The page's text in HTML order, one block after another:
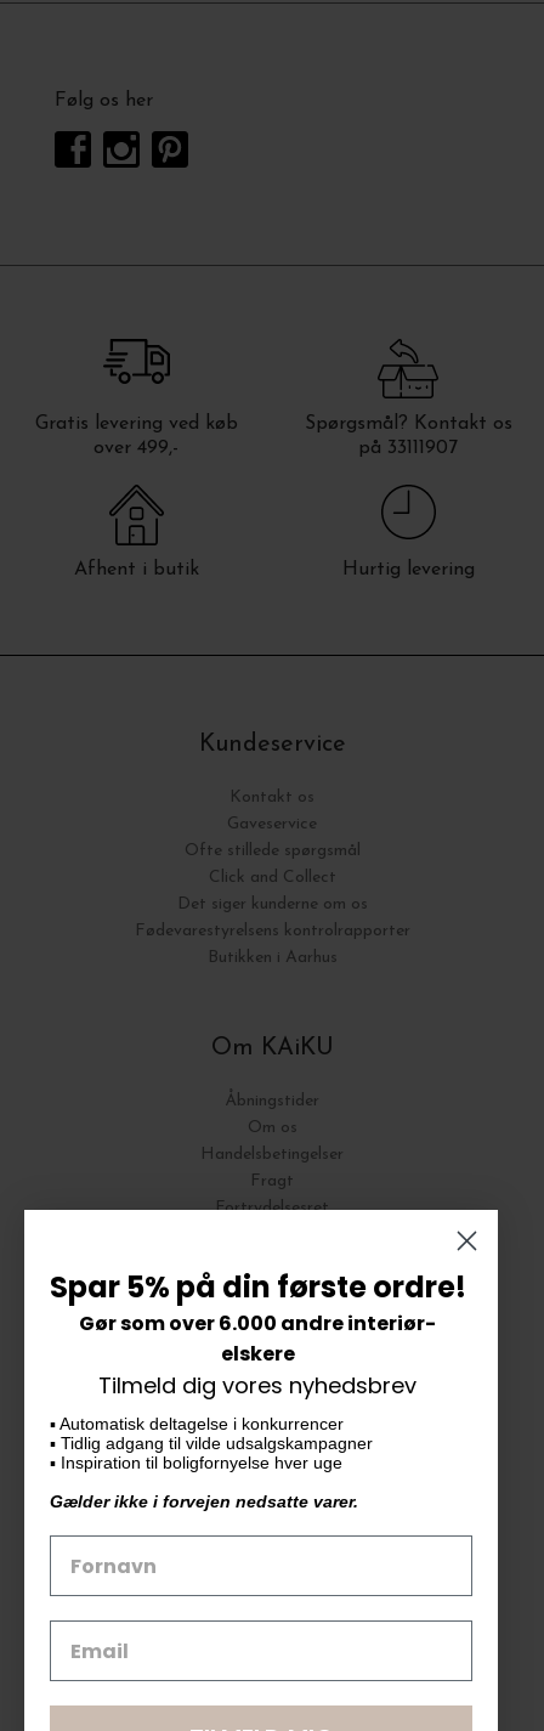
Følg os her
Gratis levering ved køb
over 499,-
Spørgsmål? Kontakt os
på 33111907
Afhent i butik Hurtig levering
Kundeservice
Kontakt os
Gaveservice
Ofte stillede spørgsmål
Click and Collect
Det siger kunderne om os
Fødevarestyrelsens kontrolrapporter
Butikken i Aarhus
Om KAiKU
Åbningstider
Om os
Handelsbetingelser
Fragt
Fortrydelsesret
Vores butik
KAiKU ApS
Langdalsvej 46, bygning 7
8220 Brabrand
Tlf. 33 11 19 07
CVR-nr. 30715349
Spar 5% på din første ordre!
Gør som over 6.000 andre interiør-
elskere
Tilmeld dig vores nyhedsbrev
▪️ Automatisk deltagelse i konkurrencer
▪️ Tidlig adgang til vilde udsalgskampagner
▪️ Inspiration til boligfornyelse hver uge
Gælder ikke i forvejen nedsatte varer.